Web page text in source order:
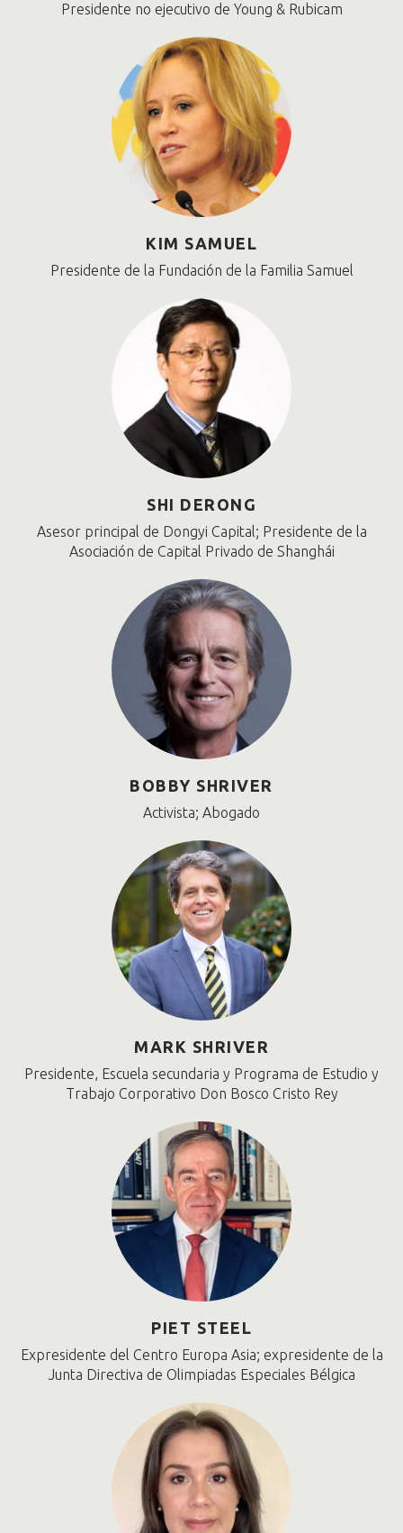
Presidente no ejecutivo de Young & Rubicam
KIM SAMUEL
Presidente de la Fundación de la Familia Samuel
SHI DERONG
Asesor principal de Dongyi Capital; Presidente de la
Asociación de Capital Privado de Shanghái
BOBBY SHRIVER
Activista; Abogado
MARK SHRIVER
Presidente, Escuela secundaria y Programa de Estudio y
Trabajo Corporativo Don Bosco Cristo Rey
PIET STEEL
Expresidente del Centro Europa Asia; expresidente de la
Junta Directiva de Olimpiadas Especiales Bélgica